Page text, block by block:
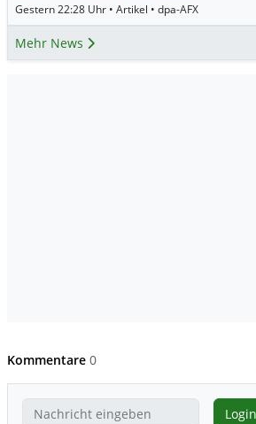
Gestern 22:28 Uhr • Artikel • dpa-AFX
Mehr News
Kommentare 0
Login